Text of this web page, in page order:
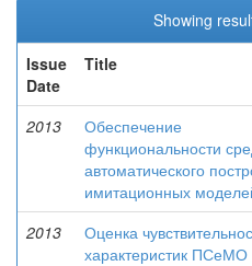
Showing
Issue
Date
Title
2013
Обеспечение
функциональности
автоматического
имитационных
2013
Оценка
характеристик ПСеМО